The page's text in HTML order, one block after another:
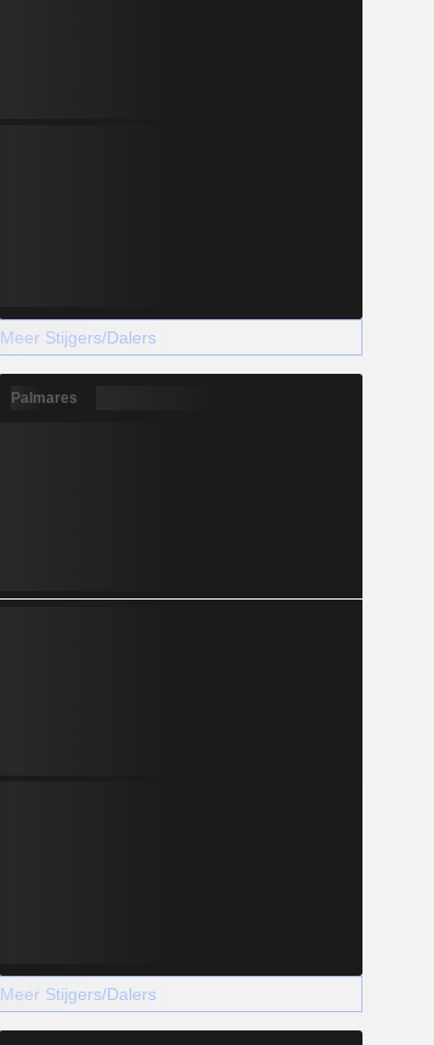
Meer Stijgers/Dalers
Palmares
Meer Stijgers/Dalers